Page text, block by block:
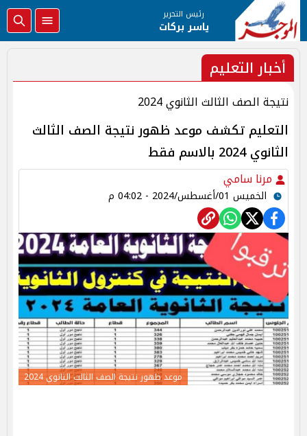
رئيس التحرير
ياسر بركات
أخبار التعليم
نتيجة الصف الثالث الثانوي 2024
التعليم تكشف موعد ظهور نتيجة الصف الثالث
الثانوي 2024 بالاسم فقط
مرنا سامي
الخميس 01/أغسطس/2024 - 04:02 م
موعد ظهور نتيجة الصف الثالث الثانوي 2024